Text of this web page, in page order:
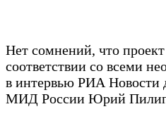
Нет сомнений, что
соответствии со всеми
в интервью РИА Новости
МИД России Юрий